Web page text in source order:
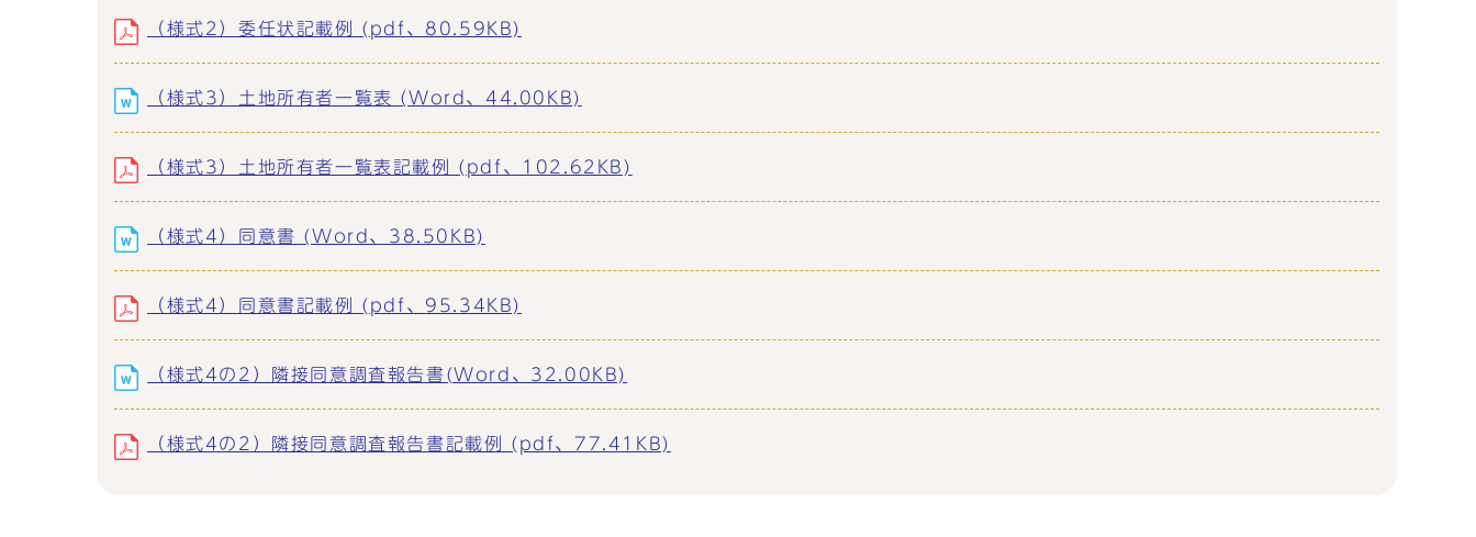
（様式2）委任状記載例 (pdf、80.59KB)
（様式3）土地所有者一覧表 (Word、44.00KB)
（様式3）土地所有者一覧表記載例 (pdf、102.62KB)
（様式4）同意書 (Word、38.50KB)
（様式4）同意書記載例 (pdf、95.34KB)
（様式4の2）隣接同意調査報告書(Word、32.00KB)
（様式4の2）隣接同意調査報告書記載例 (pdf、77.41KB)